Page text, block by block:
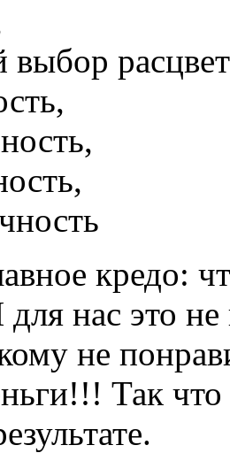
кредо:
нас это
не
Так